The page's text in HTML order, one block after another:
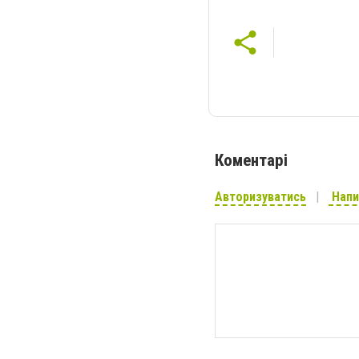
Коментарі
Авторизуватись